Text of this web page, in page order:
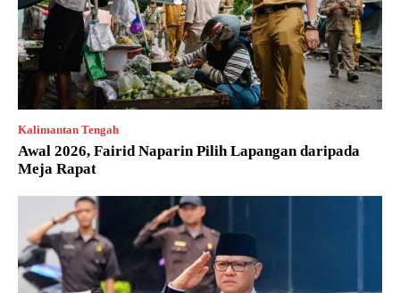
Kalimantan Tengah
Awal 2026, Fairid Naparin Pilih Lapangan daripada
Meja Rapat